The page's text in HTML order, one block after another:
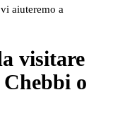
aiuteremo a
visitare
o